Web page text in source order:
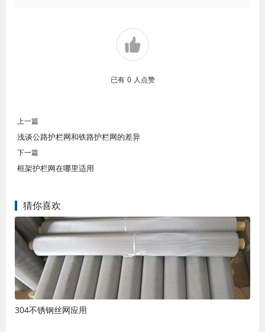
已有 0 人点赞
上一篇
浅谈公路护栏网和铁路护栏网的差异
下一篇
框架护栏网在哪里适用
猜你喜欢
304不锈钢丝网应用